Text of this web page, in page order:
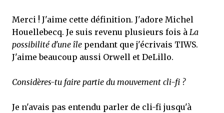
Merci ! J'aime cette définition. J'adore Michel
Houellebecq. Je suis revenu plusieurs fois à La
possibilité d'une île pendant que j'écrivais TIWS.
J'aime beaucoup aussi Orwell et DeLillo.
Considères-tu faire partie du mouvement cli-fi ?
Je n'avais pas entendu parler de cli-fi jusqu'à